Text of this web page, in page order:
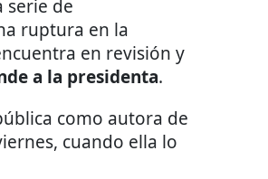
serie de
ruptura en la
en revisión y
a la presidenta.
como autora de
cuando ella lo